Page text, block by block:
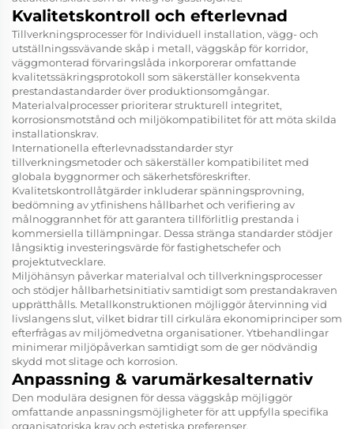
Kvalitetskontroll och efterlevnad
Tillverkningsprocesser för Individuell installation, vägg- och
utställningssvävande skåp i metall, väggskåp för korridor,
väggmonterad förvaringslåda inkorporerar omfattande
kvalitetssäkringsprotokoll som säkerställer konsekventa
prestandastandarder över produktionsomgångar.
Materialvalprocesser prioriterar strukturell integritet,
korrosionsmotstånd och miljökompatibilitet för att möta skilda
installationskrav.
Internationella efterlevnadsstandarder styr
tillverkningsmetoder och säkerställer kompatibilitet med
globala byggnormer och säkerhetsföreskrifter.
Kvalitetskontrollåtgärder inkluderar spänningsprovning,
bedömning av ytfinishens hållbarhet och verifiering av
målnoggrannhet för att garantera tillförlitlig prestanda i
kommersiella tillämpningar. Dessa stränga standarder stödjer
långsiktig investeringsvärde för fastighetschefer och
projektutvecklare.
Miljöhänsyn påverkar materialval och tillverkningsprocesser
och stödjer hållbarhetsinitiativ samtidigt som prestandakraven
upprätthålls. Metallkonstruktionen möjliggör återvinning vid
livslangens slut, vilket bidrar till cirkulära ekonomiprinciper som
efterfrågas av miljömedvetna organisationer. Ytbehandlingar
minimerar miljöpåverkan samtidigt som de ger nödvändig
skydd mot slitage och korrosion.
Anpassning & varumärkesalternativ
Den modulära designen för dessa väggskåp möjliggör
omfattande anpassningsmöjligheter för att uppfylla specifika
organisatoriska krav och estetiska preferenser.